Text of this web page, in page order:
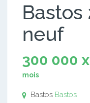
neuf
300 000
mois
Bastos Bastos